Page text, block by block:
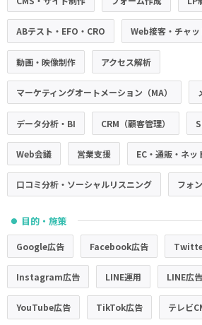
ABテスト・EFO・CRO Web接客・チャッ
動画・映像制作 アクセス解析
マーケティングオートメーション（MA）
データ分析・BI CRM（顧客管理）
Web会議 営業支援 EC・通販・ネッ
口コミ分析・ソーシャルリスニング フォ
● 目的・施策
Google広告 Facebook広告
Instagram広告 LINE運用 LINE広告
YouTube広告 TikTok広告 テレビ